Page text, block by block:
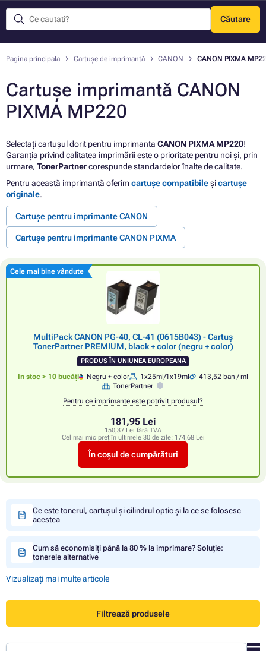
Căutare
Meniu
Pagina principala Cartușe de imprimantă CANON CANON PIXMA
Cartușe imprimantă CANON
PIXMA MP220
Selectați cartușul dorit pentru imprimanta CANON PIXMA MP220!
Garanția privind calitatea imprimării este o prioritate pentru noi și, prin
urmare, TonerPartnercorespunde standardelor înalte de calitate.
Pentru această imprimantă oferimcartușe compatibileșicartușe
originale.
Cartușe pentru imprimante CANON
Cartușe pentru imprimante CANON PIXMA
Cele mai bine vândute
MultiPack CANON PG-40, CL-41 (0615B043) - Cartuș
TonerPartner PREMIUM, black + color (negru + color)
PRODUS ÎN UNIUNEA EUROPEANA
In stoc > 10 bucăți Negru + color 1x25ml/1x19ml
413,52 ban / ml
TonerPartner
Pentru ce imprimante este potrivit produsul?
181,95 Lei
150,37 Lei fără TVA
Cel mai mic preț în ultimele 30 de zile: 174,68 Lei
În coșul de cumpărături
Ce este tonerul, cartușul și cilindrul optic și la ce se folosesc
acestea
Cum să economisiți până la 80 % la imprimare? Soluție:
tonerele alternative
Vizualizați mai multe articole
Filtrează produsele